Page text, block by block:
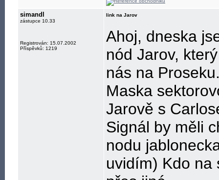
simandl
zástupce 10.33
Registrován: 15.07.2002
Příspěvků: 1219
link na Jarov
Ahoj, dneska
nód Jarov,
nás na
Maska
Jarově s
Signál by měli
nodu
uvidím) Kdo na